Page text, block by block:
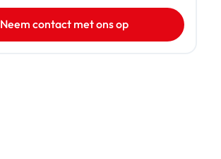
Neem contact met ons op